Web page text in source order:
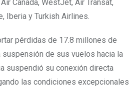
Canada, WestJet, Air Transat,
Iberia y Turkish Airlines.
pérdidas de 17.8 millones de
de sus vuelos hacia la
suspendió su conexión directa
las condiciones excepcionales